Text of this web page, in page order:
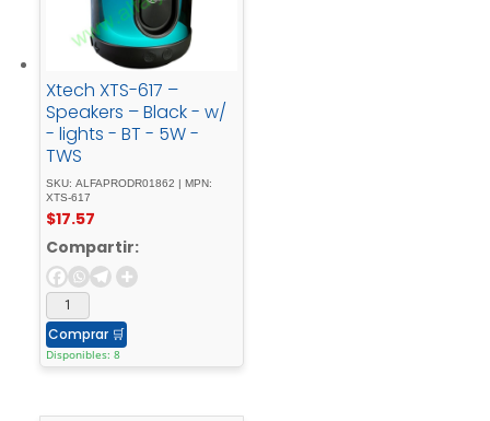
Xtech XTS-617 –
Speakers – Black - w/
- lights - BT - 5W -
TWS
SKU: ALFAPRODR01862 | MPN:
XTS-617
$17.57
Compartir:
Comprar 🛒
Disponibles: 8